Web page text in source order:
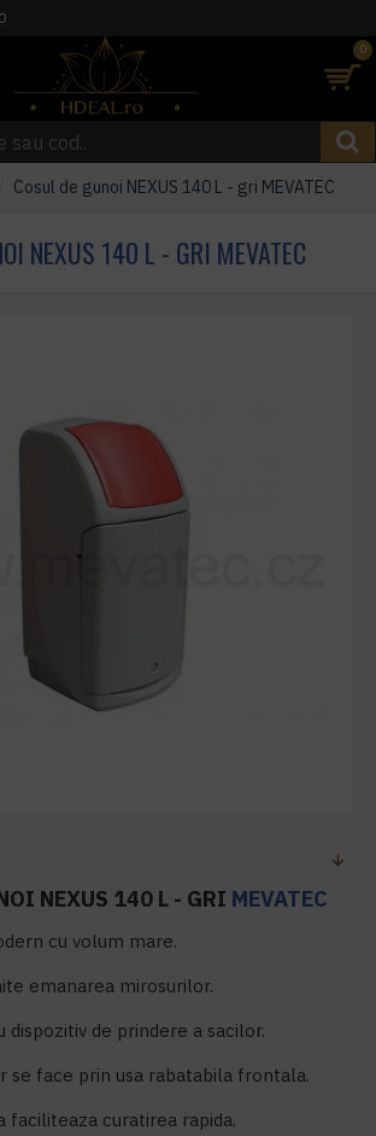
0
Cosul de gunoi NEXUS 140 L - gri MEVATEC
NEXUS 140 L - GRI MEVATEC
NEXUS 140 L - GRI MEVATEC
cu volum mare.
emanarea mirosurilor.
dispozitiv de prindere a sacilor.
se face prin usa rabatabila frontala.
faciliteaza curatirea rapida.